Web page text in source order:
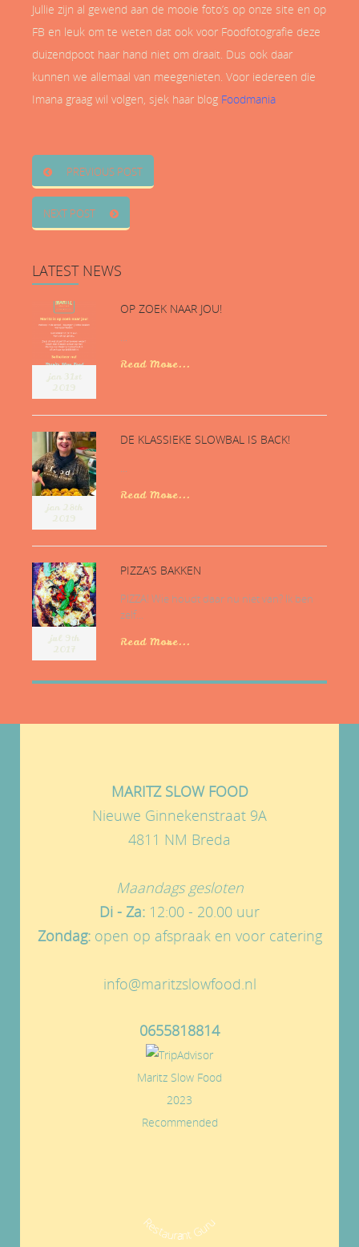
Jullie zijn al gewend aan de mooie foto’s op onze site en op
FB en leuk om te weten dat ook voor Foodfotografie deze
duizendpoot haar hand niet om draait. Dus ook daar
kunnen we allemaal van meegenieten. Voor iedereen die
Imana graag wil volgen, sjek haar blog Foodmania
PREVIOUS POST
NEXT POST
LATESTNEWS
jan 31st
2019
OP ZOEK NAAR JOU!
Read More...
jan 28th
2019
DE KLASSIEKE SLOWBAL IS BACK!
Read More...
jul 9th
2017
PIZZA’S BAKKEN
PIZZA! Wie houdt daar nu niet van? Ik ben
zelf...
Read More...
MARITZ SLOW FOOD
Nieuwe Ginnekenstraat 9A
4811 NM Breda
Maandags gesloten
Di - Za: 12:00 - 20.00 uur
Zondag:open op afspraak en voor catering
info@maritzslowfood.nl
0655818814
Maritz Slow Food
2023
Recommended
Restaurant Guru